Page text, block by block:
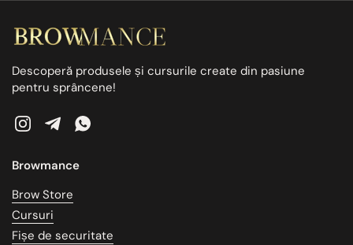
Descoperă produsele și cursurile create din pasiune
pentru sprâncene!
Instagram
TelegramWhatsApp
Browmance
Brow Store
Cursuri
Fișe de securitate